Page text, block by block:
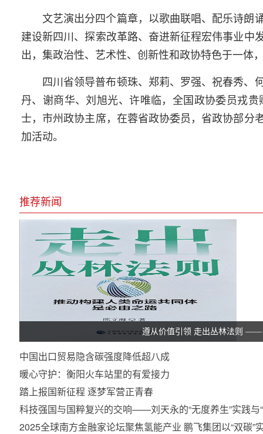
文艺演出分四个篇章，以歌曲联唱、配乐诗朗
建设新四川、探索改革路、奋进新征程宏伟事业
出，集政治性、艺术性、创新性和政协特色于一体
四川省领导普布顿珠、郑莉、罗强、祝春秀、
丹、谢商华、刘旭光、许唯临，全国政协委员戎
士，市州政协主席，在蓉省政协委员，省政协部
加活动。
推荐新闻
遵从价值引领 走出丛林法则
中国出口贸易隐含碳强度降低超八成
暖心守护：衡阳火车站里的有爱接力
踏上报国新征程 逐梦军营正青春
科技强国与国粹复兴的交响——刘天永的“无度养生”实践与
2025全球南方金融家论坛聚焦氢能产业 鹏飞集团以“双碳”